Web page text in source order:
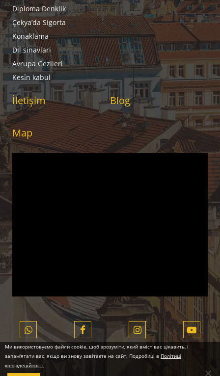
Diploma Denklik
Çekya’da Sigorta
Konaklama
Di̇l sinavlari
Avrupa Gezileri
Kesi̇n kabul
İletişim Blog
Map
Ми використовуємо файли cookie, щоб зрозуміти, який вміст вас цікавить, і
запам'ятати вас, якщо ви знову завітаєте на сайт. Подробиці в Політиці
конфідеційності